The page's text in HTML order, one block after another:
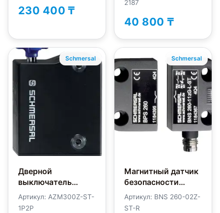
230 400 ₸
2187
40 800 ₸
Schmersal
Дверной
выключатель
безопасности
Schmersal
Артикул: AZM300Z-ST-
1P2P
Schmersal
Магнитный датчик
безопасности
Schmersal BNS260-
02Z-ST-R
Артикул: BNS 260-02Z-
ST-R